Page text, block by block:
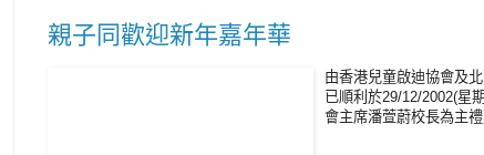
親子同歡迎新年嘉年華
由香港兒童啟迪協會及
已順利於29/12/2002(星
會主席潘萱蔚校長為主